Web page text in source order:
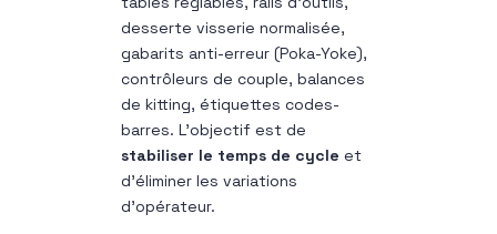
desserte visserie normalisée,
gabarits anti-erreur (Poka-Yoke),
contrôleurs de couple, balances
de kitting, étiquettes codes-
barres. L’objectif est de
stabiliser le temps de cycle et
d’éliminer les variations
d’opérateur.